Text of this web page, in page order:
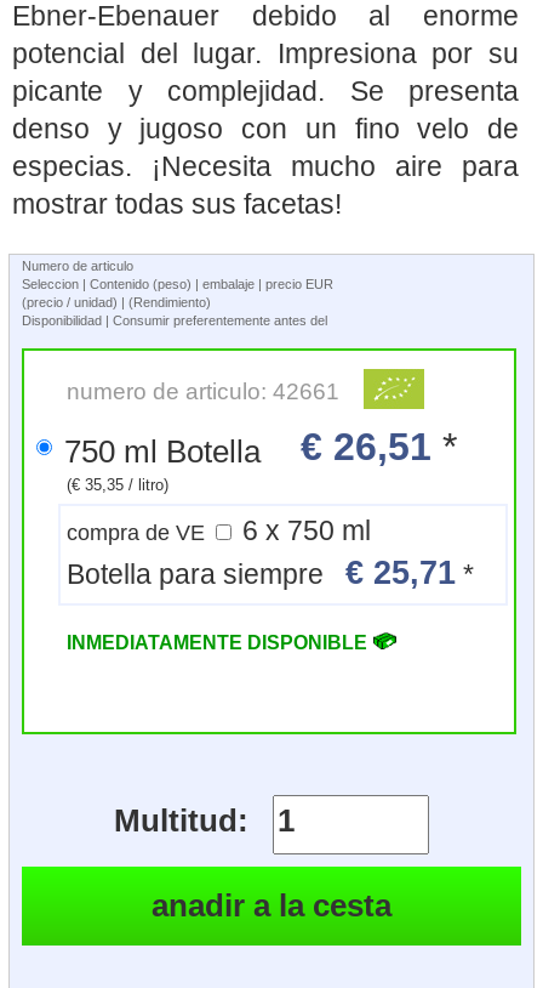
Ebner-Ebenauer debido al enorme
potencial del lugar. Impresiona por su
picante y complejidad. Se presenta
denso y jugoso con un fino velo de
especias. ¡Necesita mucho aire para
mostrar todas sus facetas!
Numero de articulo
Seleccion | Contenido (peso) | embalaje | precio EUR
(precio / unidad) | (Rendimiento)
Disponibilidad | Consumir preferentemente antes del
numero de articulo: 42661
750 ml Botella € 26,51 *
(€ 35,35 / litro)
compra de VE
6 x 750 ml
Botella para siempre€ 25,71 *
INMEDIATAMENTE DISPONIBLE
Multitud: